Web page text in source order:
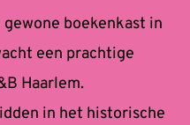
boekenkast in
een prachtige
Haarlem.
in het historische